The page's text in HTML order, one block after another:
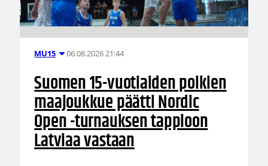
MU15 06.08.2026 21:44
Suomen 15-vuotiaiden poikien
maajoukkue päätti Nordic
Open -turnauksen tappioon
Latviaa vastaan